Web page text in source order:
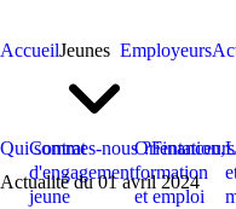
AccueilJeunes
Contrat
d'engagement
jeune
Orientation,
formation
et emploi
Employeurs
Qui sommes-nous ?Financeurs
Actualité du 01 avril 2024